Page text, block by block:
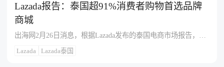
进公平竞争的公共政策，同时支持可持续创新，帮助本地中小
企业充分获取数字经济机遇。泰国数字平台贸易协会主席塔玛
空·苏帕塔纳隆斯里指出，该协会的成立标志着泰国数字产业迈
出重要一步，数字经济已成为基础设施和国家增长的关键驱动
力，占泰国GDP约10%。据《2025年东南亚电子经济报告》显
示，2025年泰国数字经济规模预计达1.73万亿泰铢（约560亿美
Lazada报告：泰国超91%消费者购物首选品牌
商城
出海网2月26日消息，根据Lazada发布的泰国电商市场报告，超
过91%的泰国消费者在购物时更倾向于选择平台上的“商城”，并
且愿意为获得优质正品支付更高价格。受此趋势推动，泰国电
Lazada Lazada泰国